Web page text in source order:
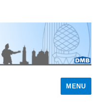
MENU